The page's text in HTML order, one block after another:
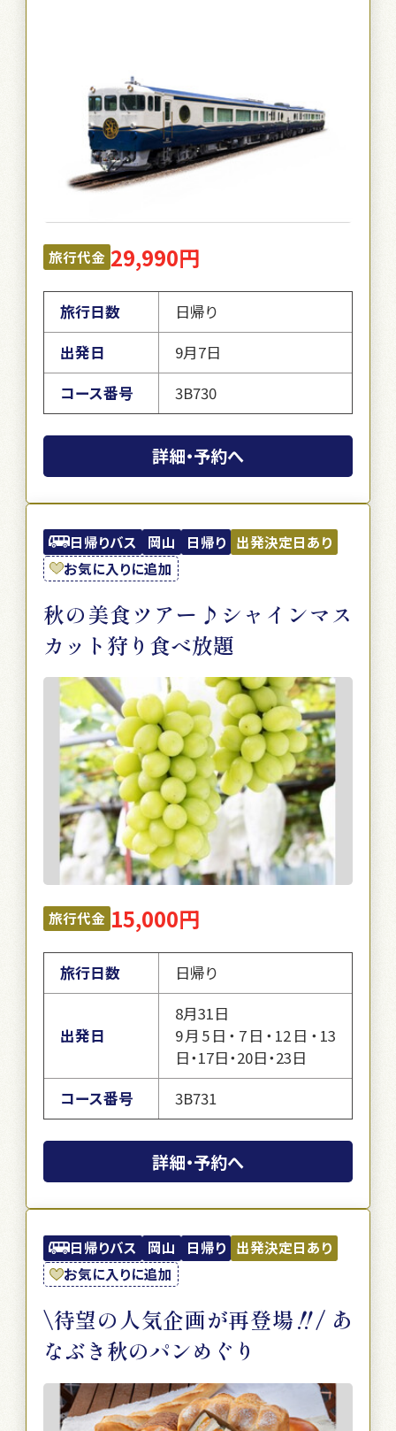
旅行代金 29,990円
旅行日数
日帰り
出発日
9月7日
コース番号
3B730
詳細・予約へ
日帰りバス 岡山 日帰り 出発決定日あり
お気に入りに追加
秋の美食ツアー♪シャインマス
カット狩り食べ放題
旅行代金 15,000円
旅行日数 日帰り
出発日
8月31日
9月5日・7日・12日・13
日・17日・20日・23日
コース番号
3B731
詳細・予約へ
日帰りバス 岡山 日帰り 出発決定日あり
お気に入りに追加
\待望の人気企画が再登場‼/ あ
なぶき秋のパンめぐり